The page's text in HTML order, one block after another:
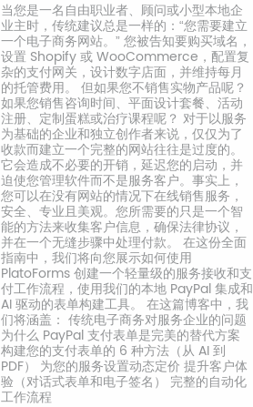
当您是一名自由职业者、顾问或小型本地企
业主时，传统建议总是一样的：“您需要建立
一个电子商务网站。” 您被告知要购买域名，
设置 Shopify 或 WooCommerce，配置复
杂的支付网关，设计数字店面，并维持每月
的托管费用。 但如果您不销售实物产品呢？
如果您销售咨询时间、平面设计套餐、活动
注册、定制蛋糕或治疗课程呢？ 对于以服务
为基础的企业和独立创作者来说，仅仅为了
收款而建立一个完整的网站往往是过度的。
它会造成不必要的开销，延迟您的启动，并
迫使您管理软件而不是服务客户。事实上，
您可以在没有网站的情况下在线销售服务，
安全、专业且美观。您所需要的只是一个智
能的方法来收集客户信息，确保法律协议，
并在一个无缝步骤中处理付款。 在这份全面
指南中，我们将向您展示如何使用
PlatoForms 创建一个轻量级的服务接收和支
付工作流程，使用我们的本地 PayPal 集成和
AI 驱动的表单构建工具。 在这篇博客中，我
们将涵盖： 传统电子商务对服务企业的问题
为什么 PayPal 支付表单是完美的替代方案
构建您的支付表单的 6 种方法（从 AI 到
PDF） 为您的服务设置动态定价 提升客户体
验（对话式表单和电子签名） 完整的自动化
工作流程